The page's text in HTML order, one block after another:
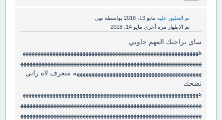
تم التعليق عليه مايو 13، 2018 بواسطة نهى
تم الإظهار مرة أخرى مايو 14، 2018
ساي براحتك المهم جاوبي
هههههههههههههههههههههههههههههههههههههههههههههههههههههههههههه
ههههههههههههههههههههههههههههههههههههههههههههههههههههههههههههه
ههههههههههههههههههههههههههههههههههههههههههه منعرف لاه راني
نضحك
هههههههههههههههههههههههههههههههههههههههههههههههههههههههههههه
ههههههههههههههههههههههههههههههههههههههههههههههههههههههههههههه
ههههههههههههههههههههههههههههههههههههههههههههههههههههههههههههه